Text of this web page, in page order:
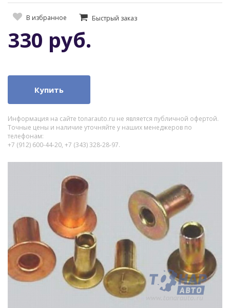
В избранное Быстрый заказ
330 руб.
Купить
Информация на сайте tonarauto.ru не является публичной офертой.
Точные цены и наличие уточняйте у наших менеджеров по
телефонам:
+7 (912) 600-44-20, +7 (343) 328-28-97.